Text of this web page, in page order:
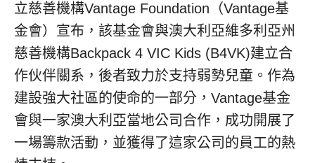
立慈善機構Vantage Foundation（Vantage基
金會）宣布，該基金會與澳大利亞維多利亞州
慈善機構Backpack 4 VIC Kids (B4VK)建立合
作伙伴關系，後者致力於支持弱勢兒童。作為
建設強大社區的使命的一部分，Vantage基金
會與一家澳大利亞當地公司合作，成功開展了
一場籌款活動，並獲得了這家公司的員工的熱